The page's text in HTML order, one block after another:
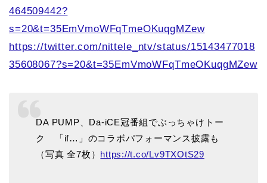
464509442?
s=20&t=35EmVmoWFqTmeOKuqgMZew
https://twitter.com/nittele_ntv/status/15143477018
35608067?s=20&t=35EmVmoWFqTmeOKuqgMZew
DA PUMP、Da-iCE冠番組でぶっちゃけトー
ク 「if…」のコラボパフォーマンス披露も
（写真 全7枚） https://t.co/Lv9TXOtS29